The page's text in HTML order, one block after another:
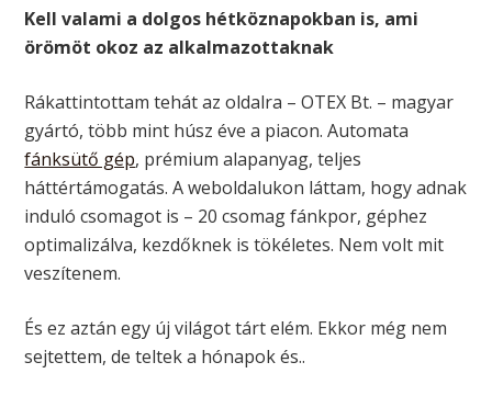
Kell valami a dolgos hétköznapokban is, ami
örömöt okoz az alkalmazottaknak
Rákattintottam tehát az oldalra – OTEX Bt. – magyar
gyártó, több mint húsz éve a piacon. Automata
fánksütő gép, prémium alapanyag, teljes
háttértámogatás. A weboldalukon láttam, hogy adnak
induló csomagot is – 20 csomag fánkpor, géphez
optimalizálva, kezdőknek is tökéletes. Nem volt mit
veszítenem.
És ez aztán egy új világot tárt elém. Ekkor még nem
sejtettem, de teltek a hónapok és..